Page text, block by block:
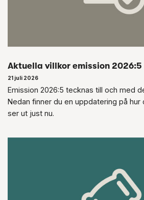
Aktuella villkor emission 2026:5
21 juli 2026
Emission 2026:5 tecknas till och med
Nedan finner du en uppdatering på hur
ser ut just nu.